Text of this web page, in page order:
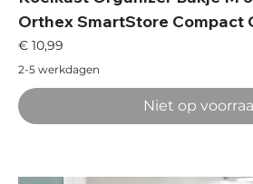
Orthex SmartStore Compact
Prijs
€ 10,99
2-5 werkdagen
Niet op